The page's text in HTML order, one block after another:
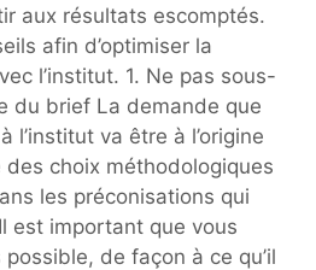
aux résultats escomptés.
afin d’optimiser la
l’institut. 1. Ne pas sous-
du brief La demande que
l’institut va être à l’origine
des choix méthodologiques
les préconisations qui
est important que vous
de façon à ce qu’il